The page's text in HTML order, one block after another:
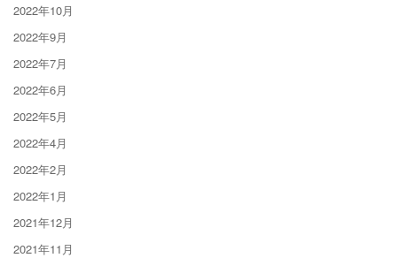
2022年10月
2022年9月
2022年7月
2022年6月
2022年5月
2022年4月
2022年2月
2022年1月
2021年12月
2021年11月